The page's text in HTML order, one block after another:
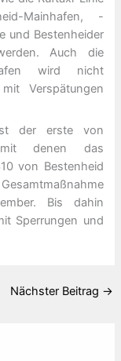
Mainhafen, -
und Bestenheider
Auch die
wird nicht
Verspätungen
ist der erste von
mit denen das
von Bestenheid
Bis dahin
Sperrungen und
Nächster Beitrag →